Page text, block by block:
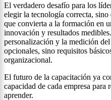
El verdadero desafío para los
elegir la tecnología correcta,
que convierta a la formación en
innovación y resultados
personalización y la medición
opcionales, sino requisitos
organizacional.
El futuro de la capacitación ya
capacidad de cada empresa para
aprender.